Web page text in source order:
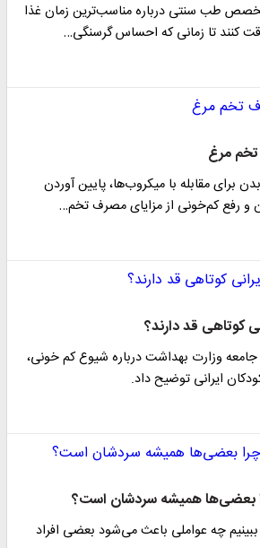
طب سنتی درباره مناسب‌ترین زمان غذا
کنند تا زمانی که احساس گرسنگی…
مرغ
برای مقابله با میکروب‌ها، پایین آوردن
رفع کم‌خونی از مزایای مصرف تخم…
کوتاهی قد دارند؟
جامعه وزارت بهداشت درباره شیوع کم خونی،
ایرانی توضیح داد.
بعضی‌ها همیشه سردشان است؟
چه عواملی باعث می‌شود بعضی افراد